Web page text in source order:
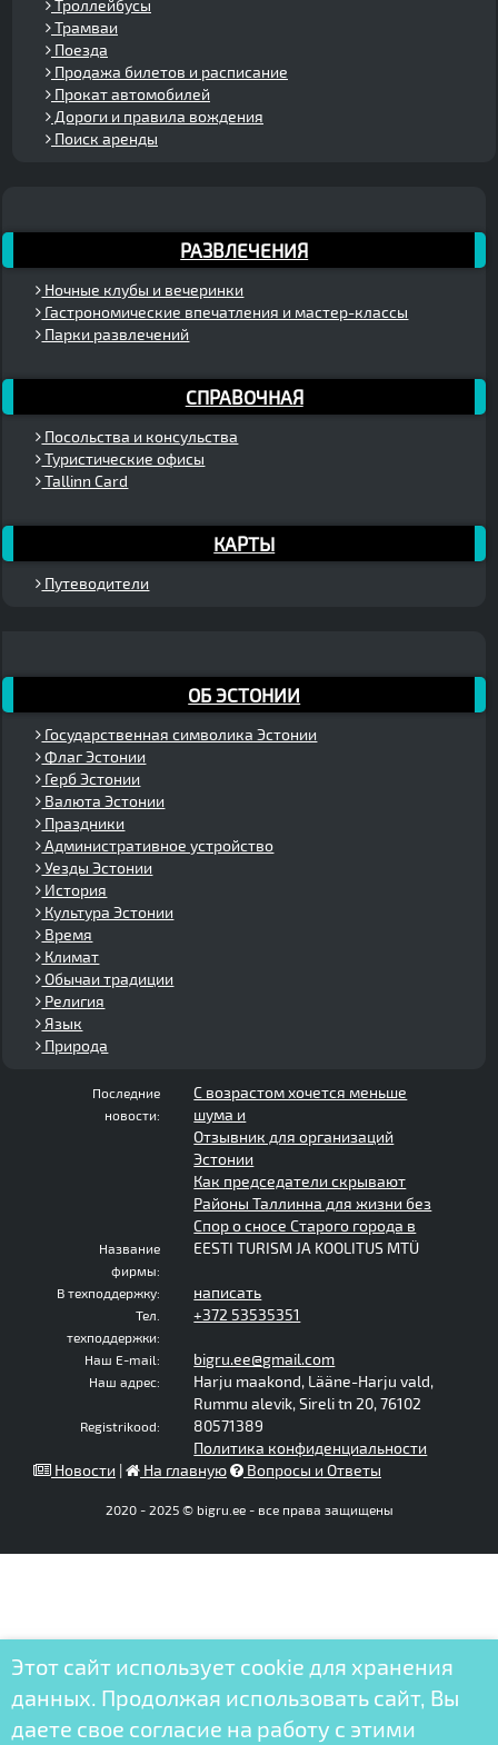
Троллейбусы
Трамваи
Поезда
Продажа билетов и расписание
Прокат автомобилей
Дороги и правила вождения
Поиск аренды
РАЗВЛЕЧЕНИЯ
Ночные клубы и вечеринки
Гастрономические впечатления и мастер-классы
Парки развлечений
СПРАВОЧНАЯ
Посольства и консульства
Туристические офисы
Tallinn Card
КАРТЫ
Путеводители
ОБ ЭСТОНИИ
Государственная символика Эстонии
Флаг Эстонии
Герб Эстонии
Валюта Эстонии
Праздники
Административное устройство
Уезды Эстонии
История
Культура Эстонии
Время
Климат
Обычаи традиции
Религия
Язык
Природа
Последние
новости:
С возрастом хочется меньше
шума и
Отзывник для организаций
Эстонии
Как председатели скрывают
Районы Таллинна для жизни без
Спор о сносе Старого города в
Название
фирмы:
EESTI TURISM JA KOOLITUS MTÜ
В техподдержку: написать
Тел.
техподдержки:
+372 53535351
Наш E-mail: bigru.ee@gmail.com
Наш адрес:
Harju maakond, Lääne-Harju vald,
Rummu alevik, Sireli tn 20, 76102
Registrikood:
80571389
Политика конфиденциальности
Новости | На главную Вопросы и Ответы
2020 - 2025 © bigru.ee - все права защищены
Этот сайт использует cookie для хранения
данных. Продолжая использовать сайт, Вы
даете свое согласие на работу с этими